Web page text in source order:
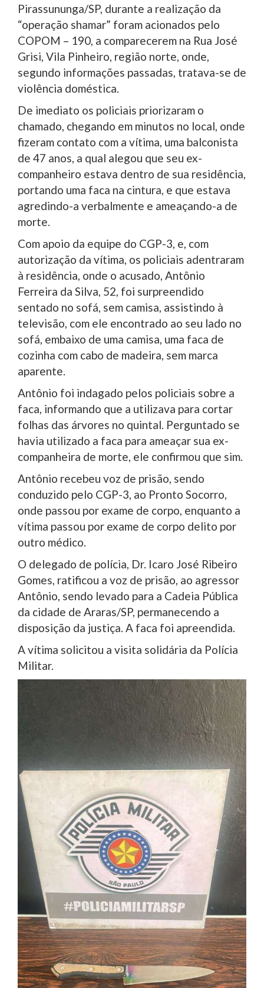
Pirassununga/SP, durante a realização da
“operação shamar” foram acionados pelo
COPOM – 190, a comparecerem na Rua José
Grisi, Vila Pinheiro, região norte, onde,
segundo informações passadas, tratava-se de
violência doméstica.
De imediato os policiais priorizaram o
chamado, chegando em minutos no local, onde
fizeram contato com a vítima, uma balconista
de 47 anos, a qual alegou que seu ex-
companheiro estava dentro de sua residência,
portando uma faca na cintura, e que estava
agredindo-a verbalmente e ameaçando-a de
morte.
Com apoio da equipe do CGP-3, e, com
autorização da vítima, os policiais adentraram
à residência, onde o acusado, Antônio
Ferreira da Silva, 52, foi surpreendido
sentado no sofá, sem camisa, assistindo à
televisão, com ele encontrado ao seu lado no
sofá, embaixo de uma camisa, uma faca de
cozinha com cabo de madeira, sem marca
aparente.
Antônio foi indagado pelos policiais sobre a
faca, informando que a utilizava para cortar
folhas das árvores no quintal. Perguntado se
havia utilizado a faca para ameaçar sua ex-
companheira de morte, ele confirmou que sim.
Antônio recebeu voz de prisão, sendo
conduzido pelo CGP-3, ao Pronto Socorro,
onde passou por exame de corpo, enquanto a
vítima passou por exame de corpo delito por
outro médico.
O delegado de polícia, Dr. Icaro José Ribeiro
Gomes, ratificou a voz de prisão, ao agressor
Antônio, sendo levado para a Cadeia Pública
da cidade de Araras/SP, permanecendo a
disposição da justiça. A faca foi apreendida.
A vítima solicitou a visita solidária da Polícia
Militar.